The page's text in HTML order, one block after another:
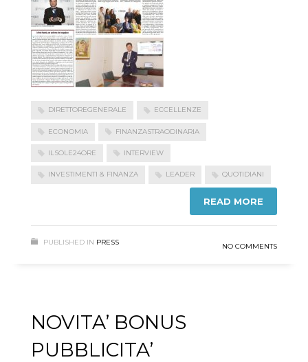
DIRETTOREGENERALE ECCELLENZE
ECONOMIA FINANZASTRAODINARIA
ILSOLE24ORE INTERVIEW
INVESTIMENTI & FINANZA LEADER QUOTIDIANI
READ MORE
PUBLISHED IN PRESS NO COMMENTS
NOVITA’ BONUS
PUBBLICITA’